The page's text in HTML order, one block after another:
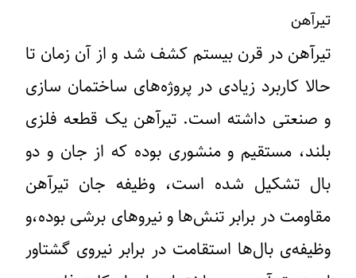
تیرآهن
تیرآهن در قرن بیستم کشف شد و از آن زمان تا
حالا کاربرد زیادی در پروژه‌های ساختمان سازی
و صنعتی داشته است. تیرآهن یک قطعه فلزی
بلند، مستقیم و منشوری بوده که از جان و دو
بال تشکیل شده است، وظیفه جان تیرآهن
مقاومت در برابر تنش‌ها و نیروهای برشی بوده،و
وظیفه‌ی بال‌ها استقامت در برابر نیروی گشتاور